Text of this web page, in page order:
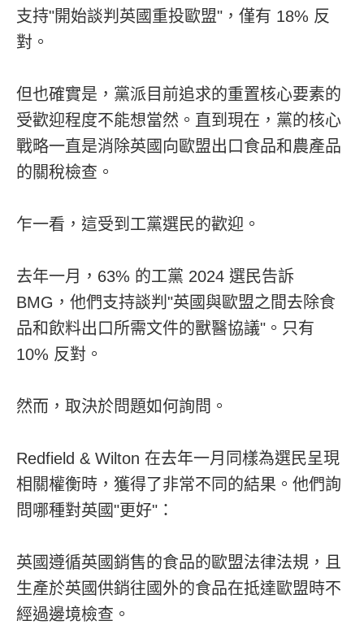
支持"開始談判英國重投歐盟"，僅有 18% 反
對。
但也確實是，黨派目前追求的重置核心要素的
受歡迎程度不能想當然。直到現在，黨的核心
戰略一直是消除英國向歐盟出口食品和農產品
的關稅檢查。
乍一看，這受到工黨選民的歡迎。
去年一月，63% 的工黨 2024 選民告訴
BMG，他們支持談判"英國與歐盟之間去除食
品和飲料出口所需文件的獸醫協議"。只有
10% 反對。
然而，取決於問題如何詢問。
Redfield & Wilton 在去年一月同樣為選民呈現
相關權衡時，獲得了非常不同的結果。他們詢
問哪種對英國"更好"：
英國遵循英國銷售的食品的歐盟法律法規，且
生產於英國供銷往國外的食品在抵達歐盟時不
經過邊境檢查。